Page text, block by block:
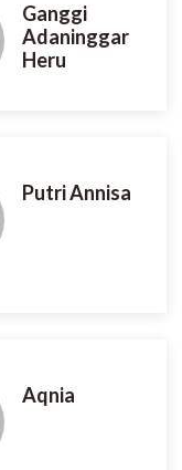
Ganggi
Adaninggar
Heru
Putri Annisa
Aqnia